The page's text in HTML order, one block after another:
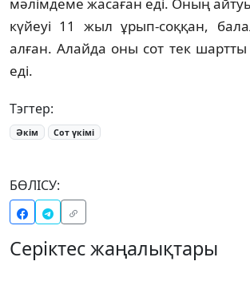
күйеуі 11 жыл ұрып-соққан,
алған. Алайда оны сот тек шартты
еді.
Тэгтер:
Әкім Сот үкімі
БӨЛІСУ:
Серіктес жаңалықтары